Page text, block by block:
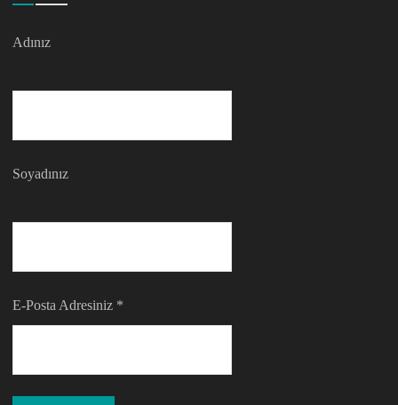
Adınız
Soyadınız
E-Posta Adresiniz *